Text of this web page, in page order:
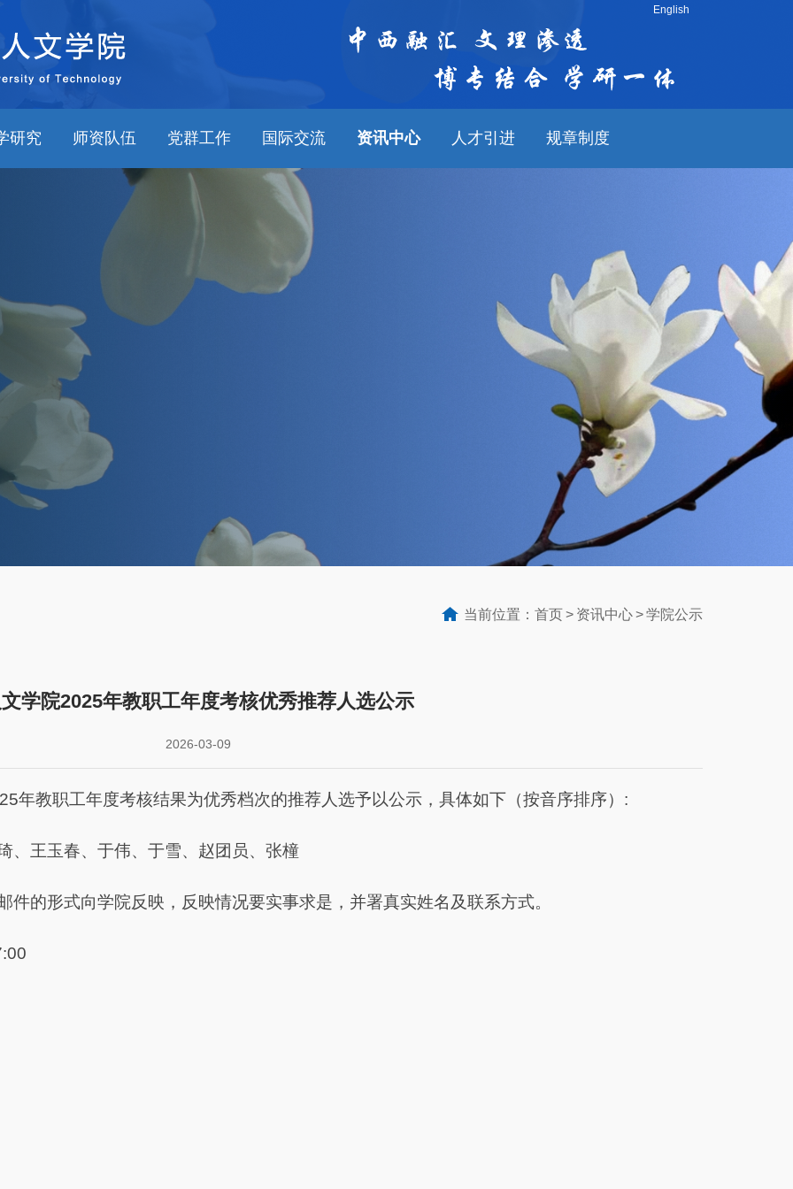
English
研究 师资队伍 党群工作 国际交流 资讯中心 人才引进 规章制度
当前位置： 首页 资讯中心 学院公示
学院2025年教职工年度考核优秀推荐人选公示
2026-03-09
年教职工年度考核结果为优秀档次的推荐人选予以公示，具体如下（按音序排序）:
、王玉春、于伟、于雪、赵团员、张橦
件的形式向学院反映，反映情况要实事求是，并署真实姓名及联系方式。